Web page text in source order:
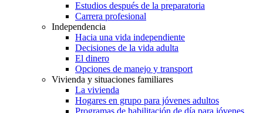
Estudios después de la preparatoria
Carrera profesional
Independencia
Hacia una vida independiente
Decisiones de la vida adulta
El dinero
Opciones de manejo y transport
Vivienda y situaciones familiares
La vivienda
Hogares en grupo para jóvenes adultos
Programas de habilitación de día para jóvenes